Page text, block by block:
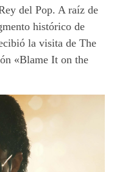
del Pop. A raíz de
histórico de
la visita de The
«Blame It on the